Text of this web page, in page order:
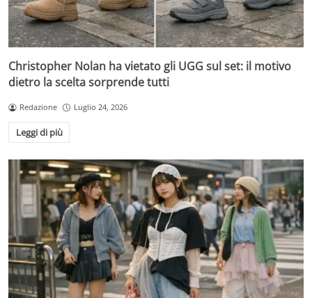
Christopher Nolan ha vietato gli UGG sul set: il motivo
dietro la scelta sorprende tutti
Redazione Luglio 24, 2026
Leggi di più